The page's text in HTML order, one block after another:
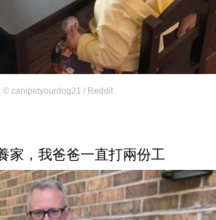
© canipetyourdog21 / Reddit
家，我爸爸一直打兩份工